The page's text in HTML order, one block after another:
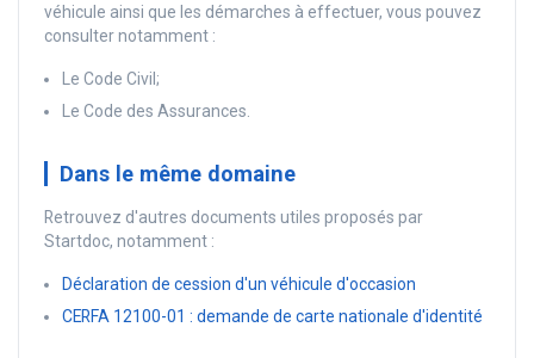
véhicule ainsi que les démarches à effectuer, vous pouvez
consulter notamment :
Le Code Civil;
Le Code des Assurances.
Dans le même domaine
Retrouvez d'autres documents utiles proposés par
Startdoc, notamment :
Déclaration de cession d'un véhicule d'occasion
CERFA 12100-01 : demande de carte nationale d'identité